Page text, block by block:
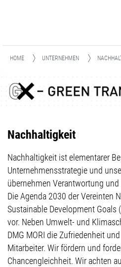
HOME UNTERNEHMEN
Nachhaltigkeit
Nachhaltigkeit ist elementarer
Unternehmensstrategie und
übernehmen Verantwortung
Die Agenda 2030 der Vereinten
Sustainable Development Goals
vor. Neben Umwelt- und
DMG MORI die Zufriedenheit
Mitarbeiter. Wir fördern und
Chancengleichheit. Wir achten